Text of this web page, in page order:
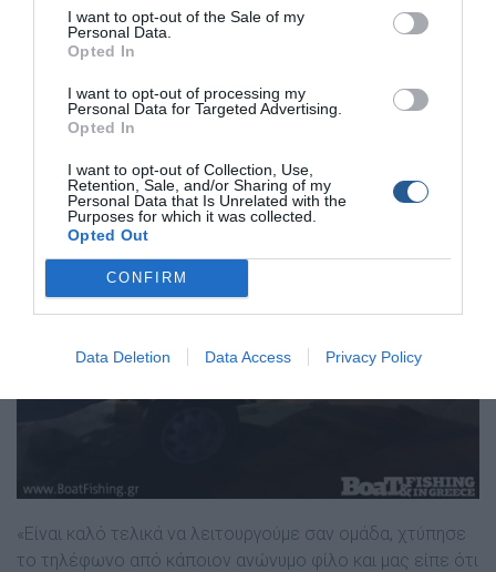
I want to opt-out of the Sale of my
Personal Data.
Opted In
I want to opt-out of processing my
Personal Data for Targeted Advertising.
Opted In
I want to opt-out of Collection, Use,
Retention, Sale, and/or Sharing of my
Personal Data that Is Unrelated with the
Purposes for which it was collected.
Opted Out
CONFIRM
Data Deletion Data Access Privacy Policy
Σήμερα, ειδοποίησαν τον διαχειριστή του γκρουπ
«Ψάρεμα στην Κορινθία» Χάρη Μπαλασινό, ότι ένα
φουσκωτό ήταν παρατημένο, πιθανόν κλεμμένο και ίσως
μία κοινοποίηση στο γκρουπ θα βοηθούσε να βρεθεί ο
ιδιοκτήτης του. Σε επικοινωνία με την Αστυνομία, πήρε
σκάφος.
«Είναι καλό τελικά να λειτουργούμε σαν ομάδα, χτύπησε
το τηλέφωνο από κάποιον ανώνυμο φίλο και μας είπε ότι